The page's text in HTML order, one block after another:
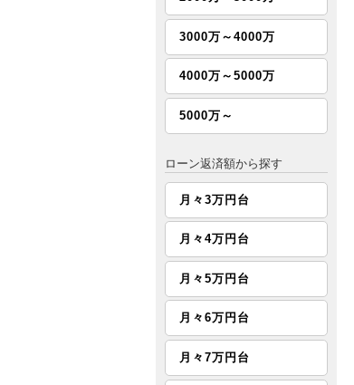
3000万～4000万
4000万～5000万
5000万～
ローン返済額から探す
月々3万円台
月々4万円台
月々5万円台
月々6万円台
月々7万円台